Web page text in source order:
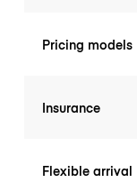
Pricing models
Insurance
Flexible arrival